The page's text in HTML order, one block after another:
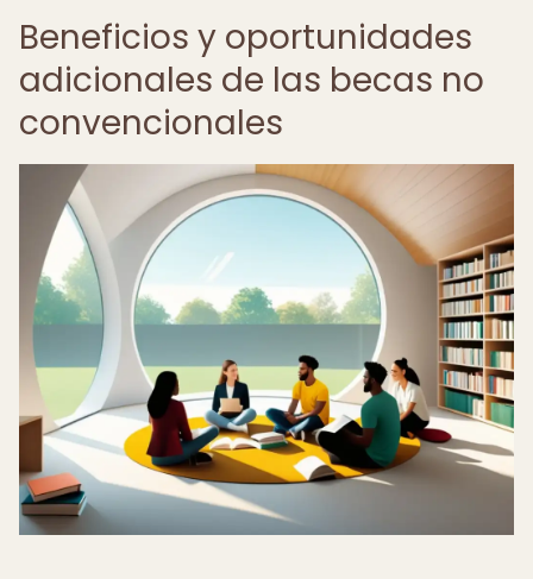
Beneficios y oportunidades
adicionales de las becas no
convencionales